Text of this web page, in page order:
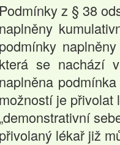
Podmínky z § 38
naplněny
podmínky
která se nachází
naplněna
možností je přivolat
„demonstrativní
přivolaný lékař již